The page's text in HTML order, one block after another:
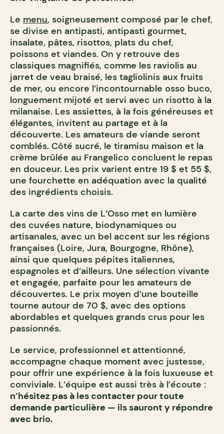
Le menu, soigneusement composé par le chef,
se divise en antipasti, antipasti gourmet,
insalate, pâtes, risottos, plats du chef,
poissons et viandes. On y retrouve des
classiques magnifiés, comme les raviolis au
jarret de veau braisé, les tagliolinis aux fruits
de mer, ou encore l’incontournable osso buco,
longuement mijoté et servi avec un risotto à la
milanaise. Les assiettes, à la fois généreuses et
élégantes, invitent au partage et à la
découverte. Les amateurs de viande seront
comblés. Côté sucré, le tiramisu maison et la
crème brûlée au Frangelico concluent le repas
en douceur. Les prix varient entre 19 $ et 55 $,
une fourchette en adéquation avec la qualité
des ingrédients choisis.
La carte des vins de L’Osso met en lumière
des cuvées nature, biodynamiques ou
artisanales, avec un bel accent sur les régions
françaises (Loire, Jura, Bourgogne, Rhône),
ainsi que quelques pépites italiennes,
espagnoles et d’ailleurs. Une sélection vivante
et engagée, parfaite pour les amateurs de
découvertes. Le prix moyen d’une bouteille
tourne autour de 70 $, avec des options
abordables et quelques grands crus pour les
passionnés.
Le service, professionnel et attentionné,
accompagne chaque moment avec justesse,
pour offrir une expérience à la fois luxueuse et
conviviale. L’équipe est aussi très à l’écoute :
n’hésitez pas à les contacter pour toute
demande particulière — ils sauront y répondre
avec brio.